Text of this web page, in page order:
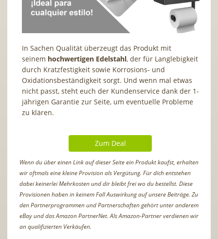
In Sachen Qualität überzeugt das Produkt mit
seinem hochwertigen Edelstahl, der für Langlebigkeit
durch Kratzfestigkeit sowie Korrosions- und
Oxidationsbeständigkeit sorgt. Und wenn mal etwas
nicht passt, steht euch der Kundenservice dank der 1-
jährigen Garantie zur Seite, um eventuelle Probleme
zu klären.
Zum Deal
Wenn du über einen Link auf dieser Seite ein Produkt kaufst, erhalten
wir oftmals eine kleine Provision als Vergütung. Für dich entstehen
dabei keinerlei Mehrkosten und dir bleibt frei wo du bestellst. Diese
Provisionen haben in keinem Fall Auswirkung auf unsere Beiträge. Zu
den Partnerprogrammen und Partnerschaften gehört unter anderem
eBay und das Amazon PartnerNet. Als Amazon-Partner verdienen wir
an qualifizierten Verkäufen.